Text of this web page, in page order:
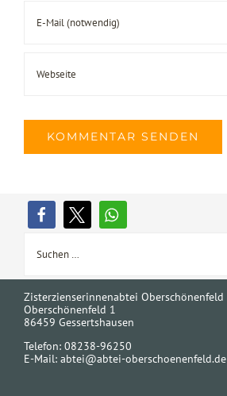
Zisterzienserinnenabtei Oberschönenfeld
Oberschönenfeld 1
86459 Gessertshausen
Telefon: 08238-96250
E-Mail: abtei@abtei-oberschoenenfeld.de